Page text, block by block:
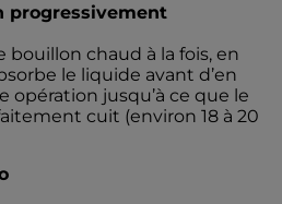
progressivement
chaud à la fois, en
le liquide avant d’en
opération jusqu’à ce que le
cuit (environ 18 à 20